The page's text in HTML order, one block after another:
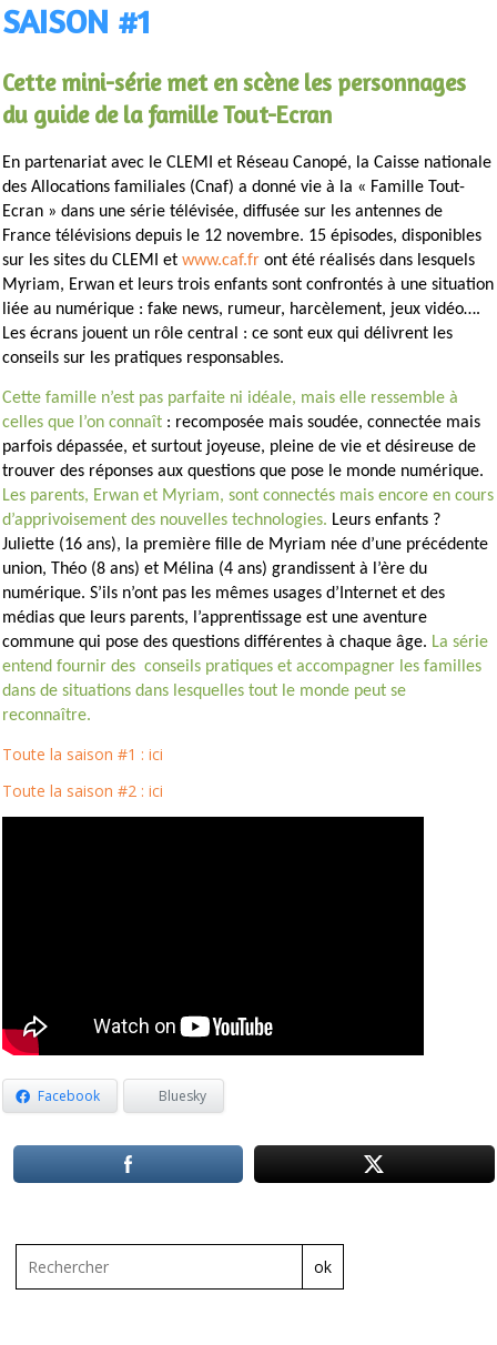
SAISON #1
Cette mini-série met en scène les personnages
du guide de la famille Tout-Ecran
En partenariat avec le CLEMI et Réseau Canopé, la Caisse nationale
des Allocations familiales (Cnaf) a donné vie à la « Famille Tout-
Ecran » dans une série télévisée, diffusée sur les antennes de
France télévisions depuis le 12 novembre. 15 épisodes, disponibles
sur les sites du CLEMI etwww.caf.fr ont été réalisés dans lesquels
Myriam, Erwan et leurs trois enfants sont confrontés à une situation
liée au numérique : fake news, rumeur, harcèlement, jeux vidéo….
Les écrans jouent un rôle central : ce sont eux qui délivrent les
conseils sur les pratiques responsables.
Cette famille n’est pas parfaite ni idéale, mais elle ressemble à
celles que l’on connaît : recomposée mais soudée, connectée mais
parfois dépassée, et surtout joyeuse, pleine de vie et désireuse de
trouver des réponses aux questions que pose le monde numérique.
Les parents, Erwan et Myriam, sont connectés mais encore en cours
d’apprivoisement des nouvelles technologies. Leurs enfants ?
Juliette (16 ans), la première fille de Myriam née d’une précédente
union, Théo (8 ans) et Mélina (4 ans) grandissent à l’ère du
numérique. S’ils n’ont pas les mêmes usages d’Internet et des
médias que leurs parents, l’apprentissage est une aventure
commune qui pose des questions différentes à chaque âge. La série
entend fournir des conseils pratiques et accompagner les familles
dans de situations dans lesquelles tout le monde peut se
reconnaître.
Toute la saison #1 : ici
Toute la saison #2 : ici
Facebook Bluesky
ok